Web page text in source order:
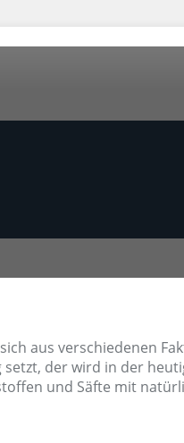
aus verschiedenen
der wird in der
und Säfte mit